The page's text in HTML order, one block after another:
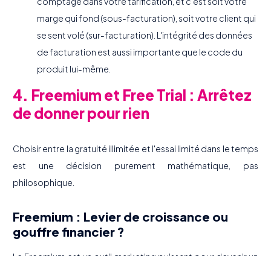
marge qui fond (sous-facturation), soit votre client qui
se sent volé (sur-facturation). L'intégrité des données
de facturation est aussi importante que le code du
produit lui-même.
4. Freemium et Free Trial : Arrêtez
de donner pour rien
Choisir entre la gratuité illimitée et l'essai limité dans le temps
est une décision purement mathématique, pas
philosophique.
Freemium : Levier de croissance ou
gouffre financier ?